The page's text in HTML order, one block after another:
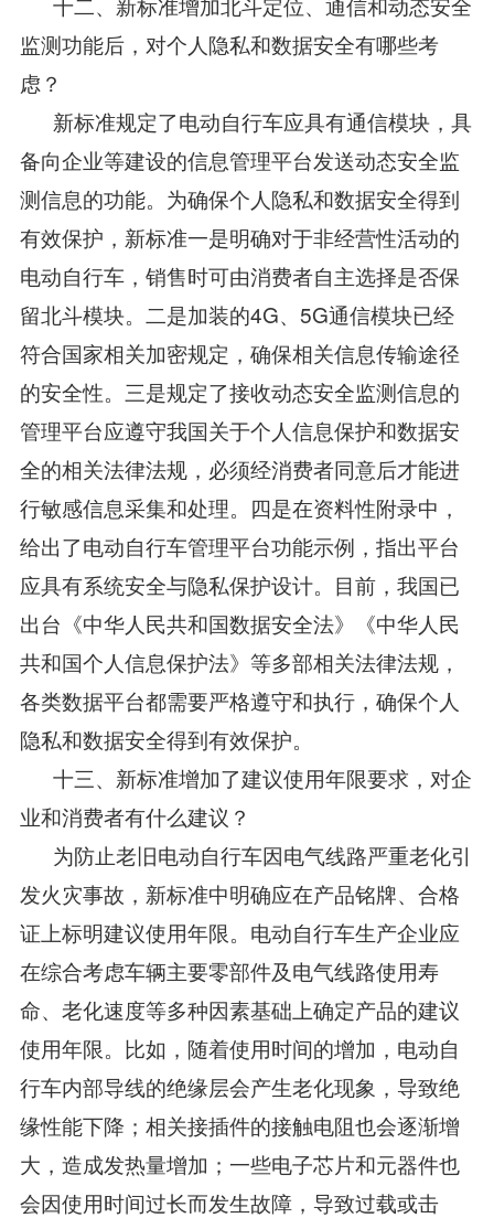
监测功能后，对个人隐私和数据安全有哪些考
虑？
新标准规定了电动自行车应具有通信模块，具
备向企业等建设的信息管理平台发送动态安全监
测信息的功能。为确保个人隐私和数据安全得到
有效保护，新标准一是明确对于非经营性活动的
电动自行车，销售时可由消费者自主选择是否保
留北斗模块。二是加装的4G、5G通信模块已经
符合国家相关加密规定，确保相关信息传输途径
的安全性。三是规定了接收动态安全监测信息的
管理平台应遵守我国关于个人信息保护和数据安
全的相关法律法规，必须经消费者同意后才能进
行敏感信息采集和处理。四是在资料性附录中，
给出了电动自行车管理平台功能示例，指出平台
应具有系统安全与隐私保护设计。目前，我国已
出台《中华人民共和国数据安全法》《中华人民
共和国个人信息保护法》等多部相关法律法规，
各类数据平台都需要严格遵守和执行，确保个人
隐私和数据安全得到有效保护。
十三、新标准增加了建议使用年限要求，对企
业和消费者有什么建议？
为防止老旧电动自行车因电气线路严重老化引
发火灾事故，新标准中明确应在产品铭牌、合格
证上标明建议使用年限。电动自行车生产企业应
在综合考虑车辆主要零部件及电气线路使用寿
命、老化速度等多种因素基础上确定产品的建议
使用年限。比如，随着使用时间的增加，电动自
行车内部导线的绝缘层会产生老化现象，导致绝
缘性能下降；相关接插件的接触电阻也会逐渐增
大，造成发热量增加；一些电子芯片和元器件也
会因使用时间过长而发生故障，导致过载或击